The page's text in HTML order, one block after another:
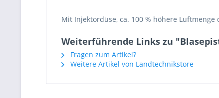
Mit Injektordüse, ca. 100 % höhere
Weiterführende Links zu
Fragen zum Artikel?
Weitere Artikel von Landtechnikstore